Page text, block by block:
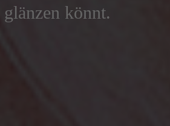
glänzen könnt.